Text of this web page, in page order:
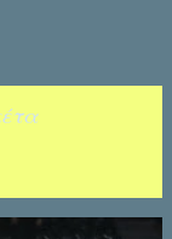
ΜΑΔΡΙΤΗΣ